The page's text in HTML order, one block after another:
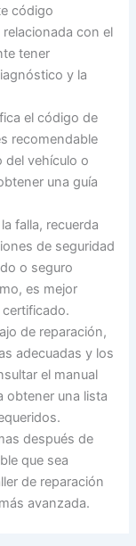
código
con el
tener
y la
el código de
recomendable
del vehículo o
una guía
falla, recuerda
de seguridad
o seguro
es mejor
de reparación,
adecuadas y los
el manual
obtener una lista
después de
que sea
de reparación
avanzada.